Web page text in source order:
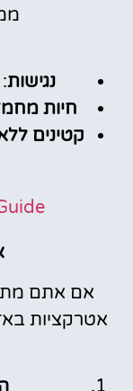
נגישות
חיות
קטינים ללא
אם אתם
אטרקציות